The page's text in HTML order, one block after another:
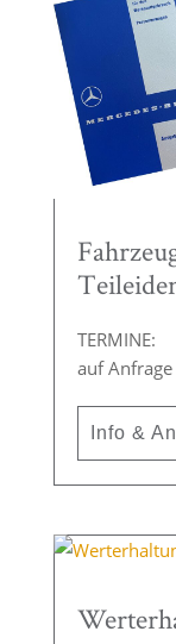
TERMINE:
auf Anfrage
Info &